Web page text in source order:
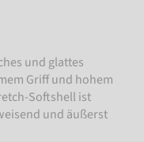
und glattes
Griff und hohem
Softshell ist
und äußerst